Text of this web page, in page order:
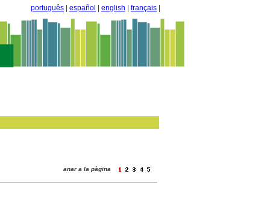
português español english français
anar a la pàgina